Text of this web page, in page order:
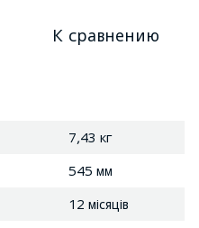
К сравнению
7,43 кг
545 мм
12 місяців